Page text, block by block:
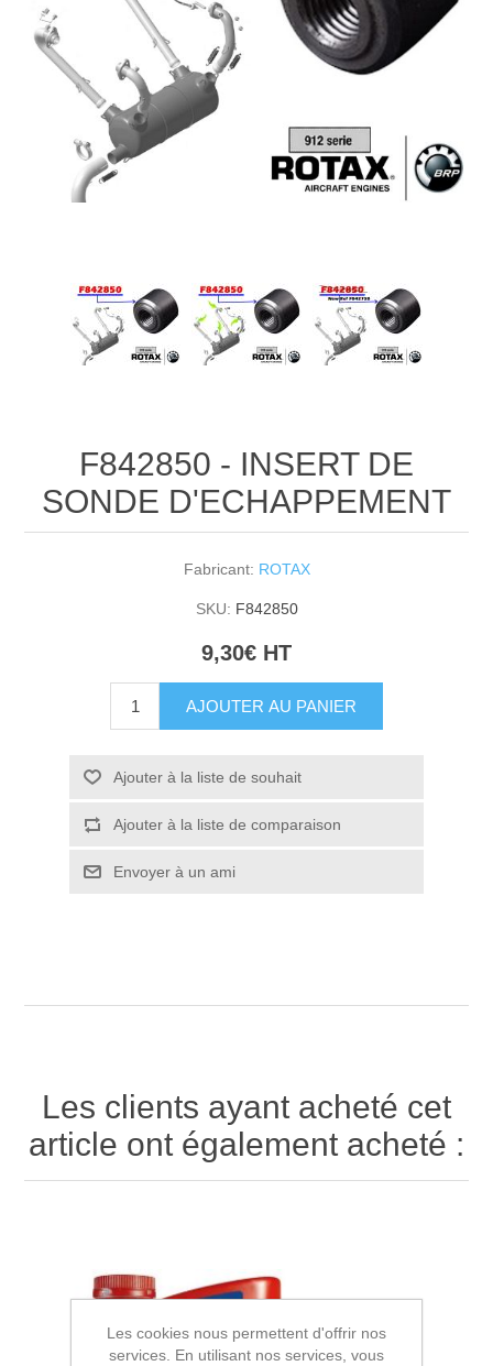
F842850 - INSERT DE
SONDE D'ECHAPPEMENT
Fabricant: ROTAX
SKU: F842850
9,30€ HT
AJOUTER AU PANIER
Ajouter à la liste de souhait
Ajouter à la liste de comparaison
Envoyer à un ami
Les clients ayant acheté cet
article ont également acheté :
Les cookies nous permettent d'offrir nos
services. En utilisant nos services, vous